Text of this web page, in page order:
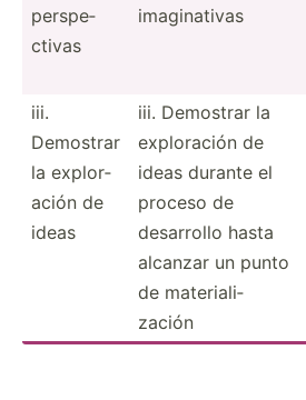
perspe­
ctivas
imagin­ativas
iii.
Demostrar
la explor­
ación de
ideas
iii. Demostrar la
explor­ación de
ideas durante el
proceso de
desarrollo hasta
alcanzar un punto
de materi­ali­
zación